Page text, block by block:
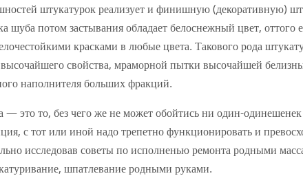
штукатурок реализует и финишную (декоративную)
шуба потом застывания обладает белоснежный цвет, оттого
красками в любые цвета. Такового рода
свойства, мраморной пытки высочайшей
наполнителя больших фракций.
— это то, без чего же не может обойтись ни один-
с тот или иной надо трепетно функционировать и
исследовав советы по исполненью ремонта родными
шпатлевание родными руками.